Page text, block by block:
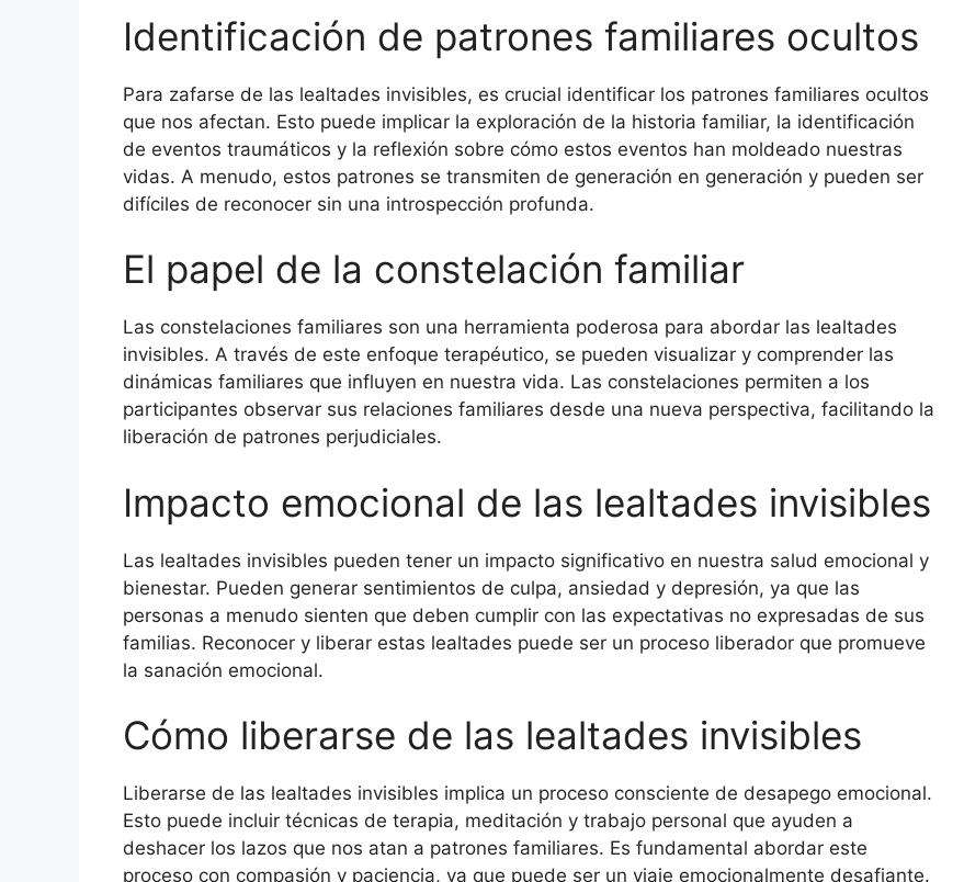
Identificación de patrones familiares ocultos
Para zafarse de las lealtades invisibles, es crucial identificar los patrones familiares ocultos
que nos afectan. Esto puede implicar la exploración de la historia familiar, la identificación
de eventos traumáticos y la reflexión sobre cómo estos eventos han moldeado nuestras
vidas. A menudo, estos patrones se transmiten de generación en generación y pueden ser
difíciles de reconocer sin una introspección profunda.
El papel de la constelación familiar
Las constelaciones familiares son una herramienta poderosa para abordar las lealtades
invisibles. A través de este enfoque terapéutico, se pueden visualizar y comprender las
dinámicas familiares que influyen en nuestra vida. Las constelaciones permiten a los
participantes observar sus relaciones familiares desde una nueva perspectiva, facilitando la
liberación de patrones perjudiciales.
Impacto emocional de las lealtades invisibles
Las lealtades invisibles pueden tener un impacto significativo en nuestra salud emocional y
bienestar. Pueden generar sentimientos de culpa, ansiedad y depresión, ya que las
personas a menudo sienten que deben cumplir con las expectativas no expresadas de sus
familias. Reconocer y liberar estas lealtades puede ser un proceso liberador que promueve
la sanación emocional.
Cómo liberarse de las lealtades invisibles
Liberarse de las lealtades invisibles implica un proceso consciente de desapego emocional.
Esto puede incluir técnicas de terapia, meditación y trabajo personal que ayuden a
deshacer los lazos que nos atan a patrones familiares. Es fundamental abordar este
proceso con compasión y paciencia, ya que puede ser un viaje emocionalmente desafiante.